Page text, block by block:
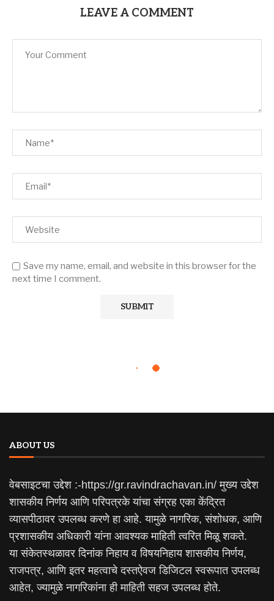
LEAVE A COMMENT
Save my name, email, and website in this browser for the
next time I comment.
ABOUT US
वेबसाइटचा उद्देश :-https://gr.ravindrachavan.in/ मुख्य उद्देश
शासकीय निर्णय आणि परिपत्रके यांचा संग्रह एका केंद्रित
व्यासपीठावर उपलब्ध करणे हा आहे. यामुळे नागरिक, संशोधक, आणि
प्रशासकीय अधिकारी यांना आवश्यक माहिती त्वरित मिळू शकते.
या संकेतस्थळावर दिनांक निहाय व विषयनिहाय शासकीय निर्णय,
राजपत्र, आणि इतर महत्वाचे दस्तऐवज डिजिटल स्वरूपात उपलब्ध
आहेत, ज्यामुळे नागरिकांना ही माहिती सहज उपलब्ध होते.